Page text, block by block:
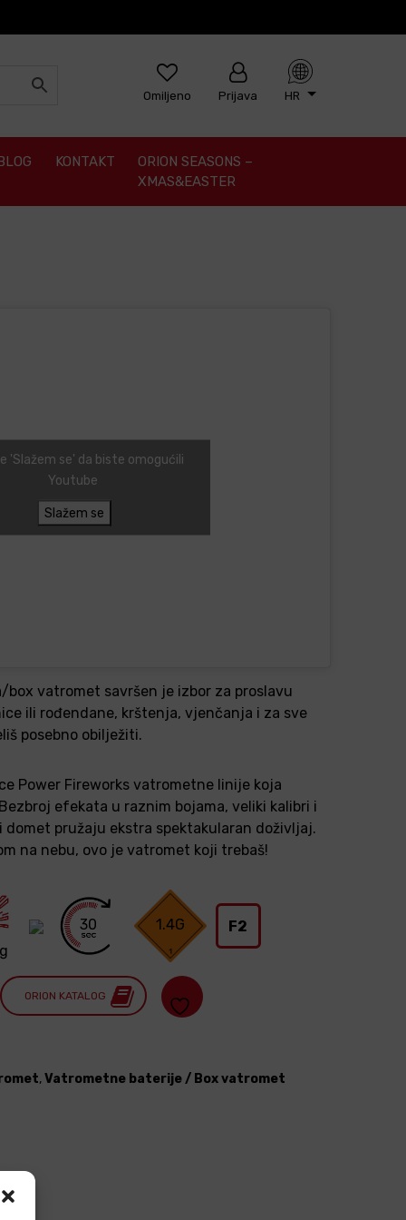
Omiljeno Prijava HR
KONTAKT
ORION SEASONS –
XMAS&EASTER
'Slažem se' da biste omogućili
Youtube
Slažem se
vatromet savršen je izbor za proslavu
ili rođendane, krštenja, vjenčanja i za sve
posebno obilježiti.
Power Fireworks vatrometne linije koja
efekata u raznim bojama, veliki kalibri i
pružaju ekstra spektakularan doživljaj.
na nebu, ovo je vatromet koji trebaš!
30 1.4G F2
ORION KATALOG
,Vatrometne baterije / Box vatromet